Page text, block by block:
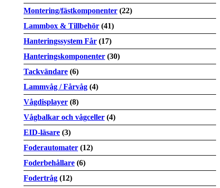
Montering/fästkomponenter (22)
Lammbox & Tillbehör (41)
Hanteringssystem Får (17)
Hanteringskomponenter (30)
Tackvändare (6)
Lammvåg / Fårvåg (4)
Vågdisplayer (8)
Vågbalkar och vågceller (4)
EID-läsare (3)
Foderautomater (12)
Foderbehållare (6)
Fodertråg (12)